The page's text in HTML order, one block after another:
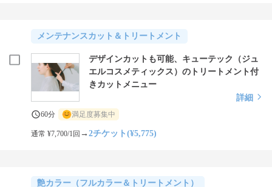
メンテナンスカット＆トリートメント
デザインカットも可能、キューテック（ジュ
エルコスメティックス）のトリートメント付
きカットメニュー
詳細
60分 満足度募集中
通常 ¥7,700/1回 →2チケット(¥5,775)
艶カラー（フルカラー＆トリートメント）